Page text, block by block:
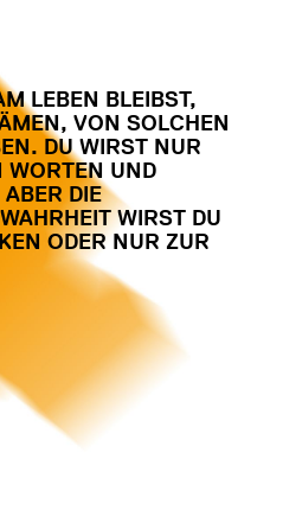
LEBEN BLEIBST,
VON SOLCHEN
DU WIRST NUR
WORTEN UND
DIE
WIRST DU
ODER NUR ZUR